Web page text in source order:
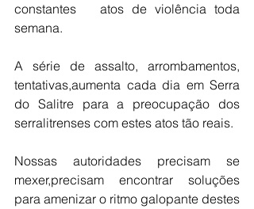
constantes   atos de violência toda
semana.
A série de assalto, arrombamentos,
tentativas,aumenta cada dia em Serra
do Salitre para a preocupação dos
serralitrenses com estes atos tão reais.
Nossas autoridades precisam se
mexer,precisam encontrar soluções
para amenizar o ritmo galopante destes